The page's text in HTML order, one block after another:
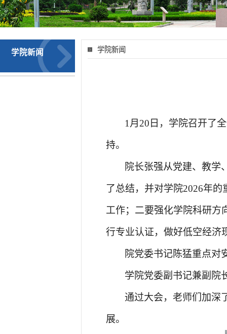
学院新闻 学院新闻
1 月 20 日，学院召开了
持。
院长张强从党建、教学
了总结，并对学院2026年的
工作；二要强化学院科研方
行专业认证，做好低空经济
院党委书记陈猛重点对
学院党委副书记兼副院
通过大会，老师们加深
展。